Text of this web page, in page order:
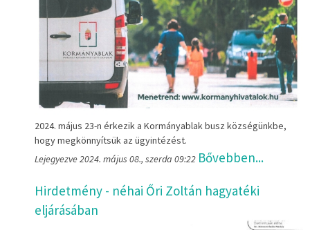
2024. május 23-n érkezik a Kormányablak busz községünkbe,
hogy megkönnyítsük az ügyintézést.
Lejegyezve 2024. május 08., szerda 09:22 Bővebben...
Hirdetmény - néhai Őri Zoltán hagyatéki
eljárásában